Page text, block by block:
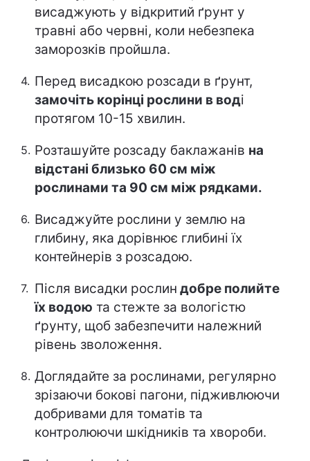
висаджують у відкритий ґрунт у
травні або червні, коли небезпека
заморозків пройшла.
Перед висадкою розсади в ґрунт,
замочіть корінці рослини в воді
протягом 10-15 хвилин.
Розташуйте розсаду баклажанів на
відстані близько 60 см між
рослинами та 90 см між рядками.
Висаджуйте рослини у землю на
глибину, яка дорівнює глибині їх
контейнерів з розсадою.
Після висадки рослин добре полийте
їх водою та стежте за вологістю
ґрунту, щоб забезпечити належний
рівень зволоження.
Доглядайте за рослинами, регулярно
зрізаючи бокові пагони, підживлюючи
добривами для томатів та
контролюючи шкідників та хвороби.